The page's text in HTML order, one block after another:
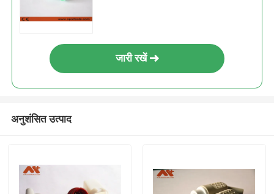
जारी रखें
अनुशंसित उत्पाद